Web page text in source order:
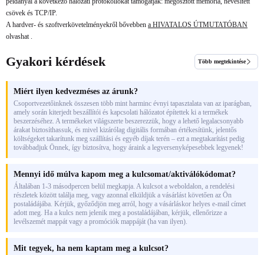
csövek és TCP/IP.
A hardver- és szoftverkövetelményekről bővebben a HIVATALOS ÚTMUTATÓBAN
olvashat .
Gyakori kérdések Több megtekintése
Miért ilyen kedvezméses az árunk?
Csoportvezetőinknek összesen több mint harminc évnyi tapasztalata van az iparágban,
amely során kiterjedt beszállítói és kapcsolati hálózatot építettek ki a termékek
beszerzéséhez. A termékeket világszerte beszerezzük, hogy a lehető legalacsonyabb
árakat biztosíthassuk, és mivel kizárólag digitális formában értékesítünk, jelentős
költségeket takarítunk meg szállítási és egyéb díjak terén – ezt a megtakarítást pedig
továbbadjuk Önnek, így biztosítva, hogy áraink a legversenyképesebbek legyenek!
Mennyi idő múlva kapom meg a kulcsomat/aktiválókódomat?
Általában 1-3 másodpercen belül megkapja. A kulcsot a weboldalon, a rendelési
részletek között találja meg, vagy azonnal elküldjük a vásárlást követően az Ön
postaládájába. Kérjük, győződjön meg arról, hogy a vásárláskor helyes e-mail címet
adott meg. Ha a kulcs nem jelenik meg a postaládájában, kérjük, ellenőrizze a
levélszemét mappát vagy a promóciók mappáját (ha van ilyen).
Mit tegyek, ha nem kaptam meg a kulcsot?